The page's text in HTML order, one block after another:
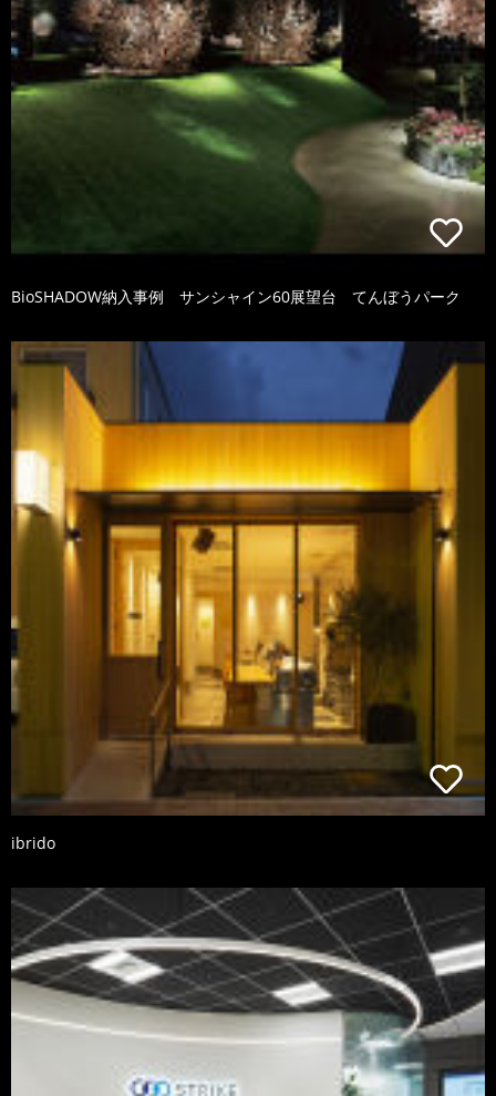
BioSHADOW納入事例 サンシャイン60展望台 てんぼうパーク
ibrido